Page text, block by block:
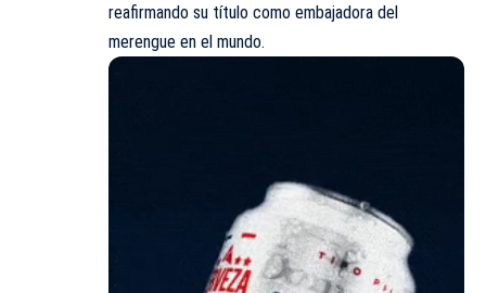
reafirmando su título como embajadora del
merengue en el mundo.